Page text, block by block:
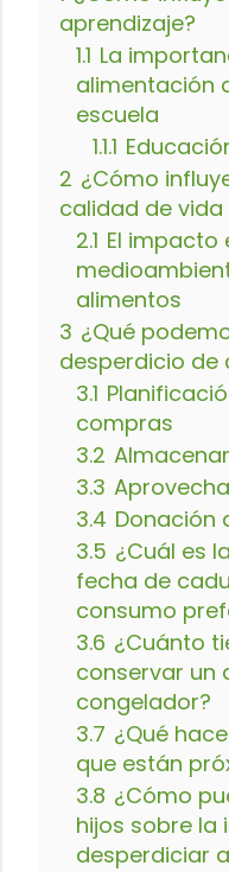
aprendizaje?
1.1 La
alimentación
escuela
1.1.1
2 ¿Cómo
calidad de
2.1 El impacto
alimentos
3 ¿Qué
desperdicio de
3.1
compras
3.2
3.3
3.4 Donación
3.5 ¿Cuál es
fecha de
consumo
3.6 ¿Cuánto
conservar un
congelador?
3.7 ¿Qué
que están
3.8 ¿Cómo
hijos sobre la
desperdiciar